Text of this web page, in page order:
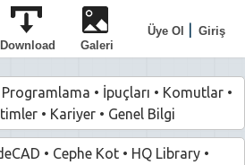
Üye Ol
Giriş
Download Galeri
Programlama • İpuçları • Komutlar •
• Kariyer • Genel Bilgi
• Cephe Kot• HQ Library•